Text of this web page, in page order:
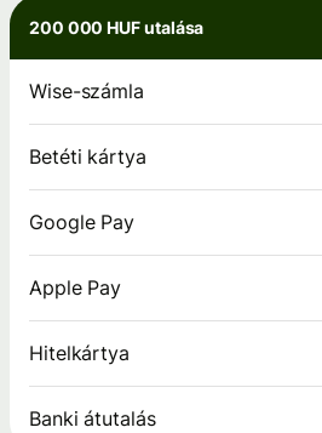
200 000 HUF utalása
Wise-számla
Betéti kártya
Google Pay
Apple Pay
Hitelkártya
Banki átutalás